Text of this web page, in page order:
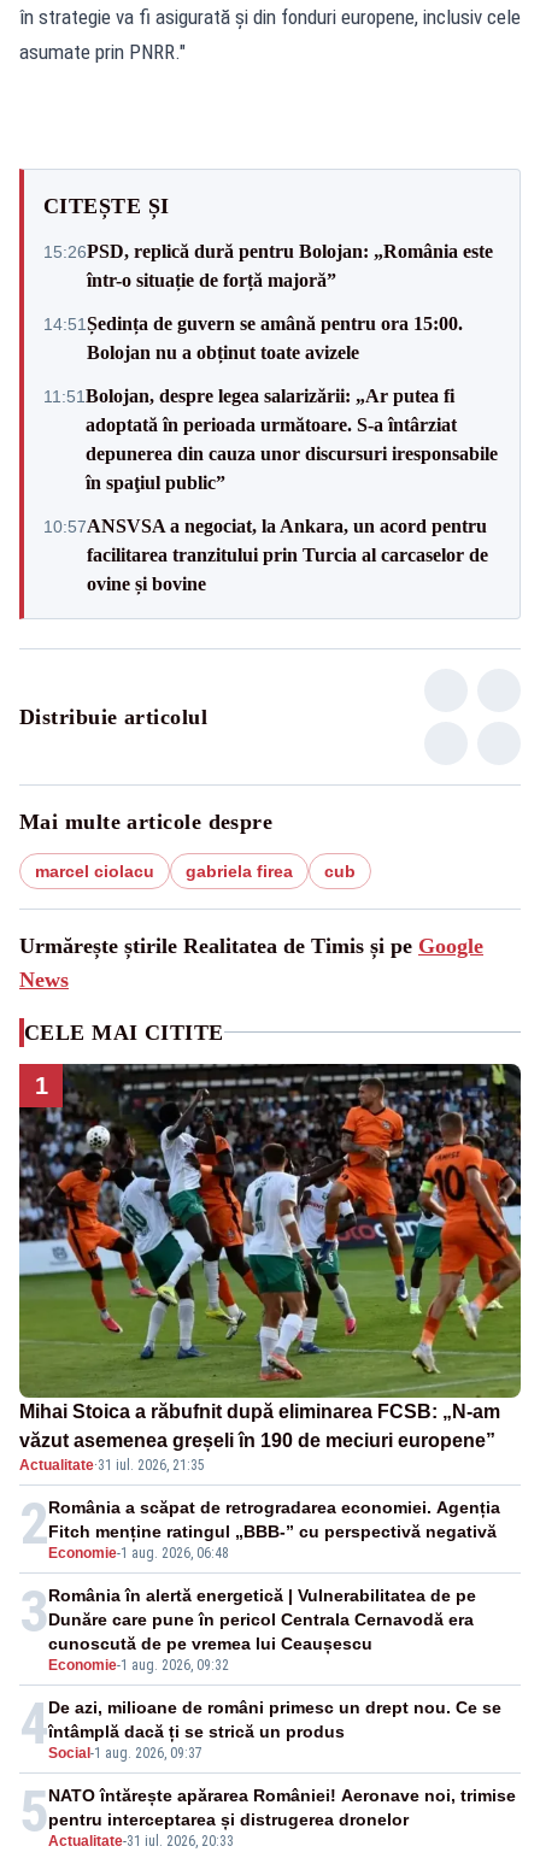
în strategie va fi asigurată și din fonduri europene, inclusiv cele
asumate prin PNRR."
CITEȘTE ȘI
15:26PSD, replică dură pentru Bolojan: „România este
într-o situație de forță majoră”
14:51Ședința de guvern se amână pentru ora 15:00.
Bolojan nu a obținut toate avizele
11:51Bolojan, despre legea salarizării: „Ar putea fi
adoptată în perioada următoare. S-a întârziat
depunerea din cauza unor discursuri iresponsabile
în spaţiul public”
10:57ANSVSA a negociat, la Ankara, un acord pentru
facilitarea tranzitului prin Turcia al carcaselor de
ovine și bovine
Distribuie articolul
Mai multe articole despre
marcel ciolacu gabriela firea cub
Urmărește știrile Realitatea de Timis și pe Google
News
CELE MAI CITITE
1
Mihai Stoica a răbufnit după eliminarea FCSB: „N-am
văzut asemenea greșeli în 190 de meciuri europene”
Actualitate·31 iul. 2026, 21:35
2 Economie-1 aug. 2026, 06:48
România a scăpat de retrogradarea economiei. Agenția
Fitch menține ratingul „BBB-” cu perspectivă negativă
3
Economie-1 aug. 2026, 09:32
România în alertă energetică | Vulnerabilitatea de pe
Dunăre care pune în pericol Centrala Cernavodă era
cunoscută de pe vremea lui Ceaușescu
4Social -1 aug. 2026, 09:37
De azi, milioane de români primesc un drept nou. Ce se
întâmplă dacă ți se strică un produs
5Actualitate-31 iul. 2026, 20:33
NATO întărește apărarea României! Aeronave noi, trimise
pentru interceptarea și distrugerea dronelor